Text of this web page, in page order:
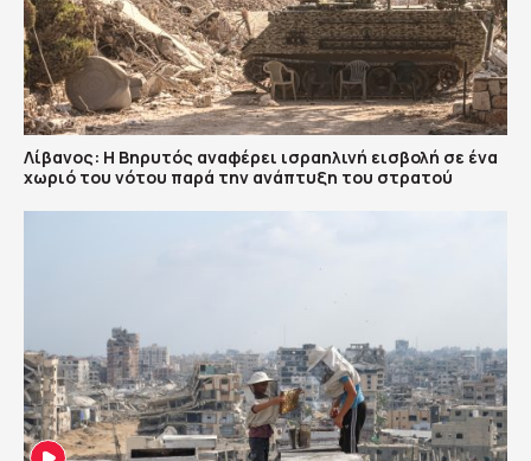
Λίβανος: Η Βηρυτός αναφέρει ισραηλινή εισβολή σε ένα
χωριό του νότου παρά την ανάπτυξη του στρατού